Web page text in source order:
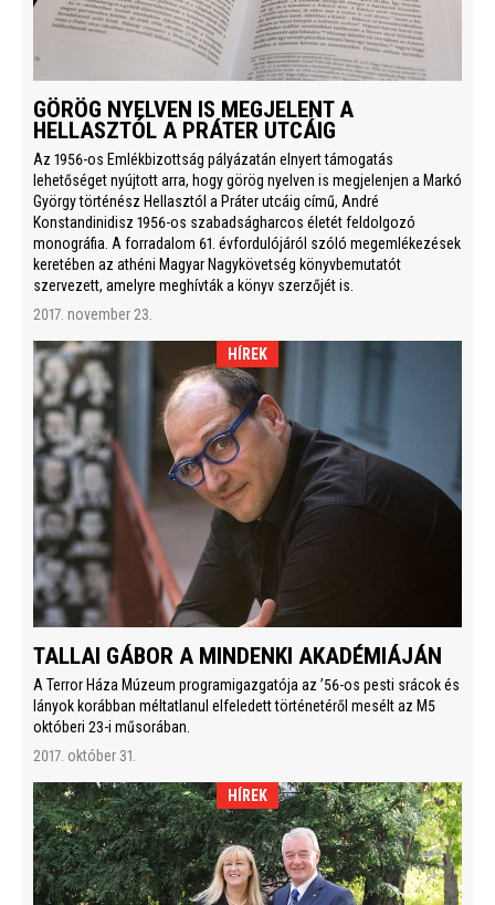
GÖRÖG NYELVEN IS MEGJELENT A
HELLASZTÓL A PRÁTER UTCÁIG
Az 1956-os Emlékbizottság pályázatán elnyert támogatás
lehetőséget nyújtott arra, hogy görög nyelven is megjelenjen a Markó
György történész Hellasztól a Práter utcáig című, André
Konstandinidisz 1956-os szabadságharcos életét feldolgozó
monográfia. A forradalom 61. évfordulójáról szóló megemlékezések
keretében az athéni Magyar Nagykövetség könyvbemutatót
szervezett, amelyre meghívták a könyv szerzőjét is.
2017. november 23.
HÍREK
TALLAI GÁBOR A MINDENKI AKADÉMIÁJÁN
A Terror Háza Múzeum programigazgatója az ’56-os pesti srácok és
lányok korábban méltatlanul elfeledett történetéről mesélt az M5
októberi 23-i műsorában.
2017. október 31.
HÍREK